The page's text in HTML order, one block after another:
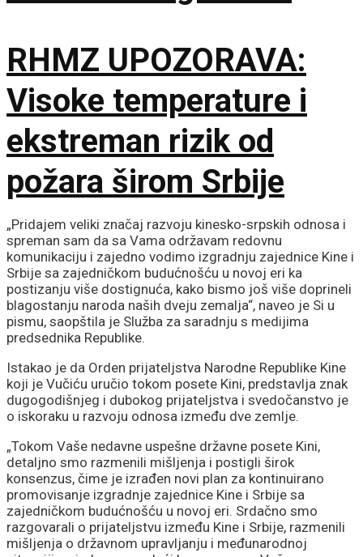
RHMZ UPOZORAVA:
Visoke temperature i
ekstreman rizik od
požara širom Srbije
„Pridajem veliki značaj razvoju kinesko-srpskih odnosa i
spreman sam da sa Vama održavam redovnu
komunikaciju i zajedno vodimo izgradnju zajednice Kine i
Srbije sa zajedničkom budućnošću u novoj eri ka
postizanju više dostignuća, kako bismo još više doprineli
blagostanju naroda naših dveju zemalja“, naveo je Si u
pismu, saopštila je Služba za saradnju s medijima
predsednika Republike.
Istakao je da Orden prijateljstva Narodne Republike Kine
koji je Vučiću uručio tokom posete Kini, predstavlja znak
dugogodišnjeg i dubokog prijateljstva i svedočanstvo je
o iskoraku u razvoju odnosa između dve zemlje.
„Tokom Vaše nedavne uspešne državne posete Kini,
detaljno smo razmenili mišljenja i postigli širok
konsenzus, čime je izrađen novi plan za kontinuirano
promovisanje izgradnje zajednice Kine i Srbije sa
zajedničkom budućnošću u novoj eri. Srdačno smo
razgovarali o prijateljstvu između Kine i Srbije, razmenili
mišljenja o državnom upravljanju i međunarodnoj